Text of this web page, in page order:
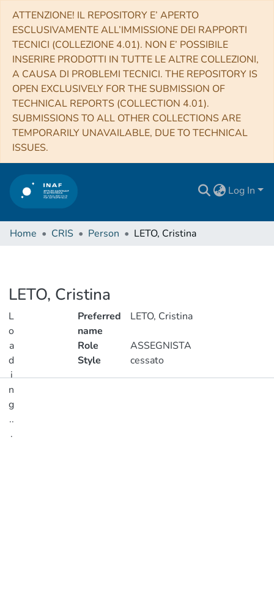
ATTENZIONE! IL REPOSITORY E’ APERTO
ESCLUSIVAMENTE ALL’IMMISSIONE DEI RAPPORTI
TECNICI (COLLEZIONE 4.01). NON E’ POSSIBILE
INSERIRE PRODOTTI IN TUTTE LE ALTRE COLLEZIONI,
A CAUSA DI PROBLEMI TECNICI. THE REPOSITORY IS
OPEN EXCLUSIVELY FOR THE SUBMISSION OF
TECHNICAL REPORTS (COLLECTION 4.01).
SUBMISSIONS TO ALL OTHER COLLECTIONS ARE
TEMPORARILY UNAVAILABLE, DUE TO TECHNICAL
ISSUES.
Log In
Home CRIS Person LETO, Cristina
LETO, Cristina
L
o
a
d
i
n
g
..
.
Preferred
name
LETO, Cristina
Role
ASSEGNISTA
Style
cessato